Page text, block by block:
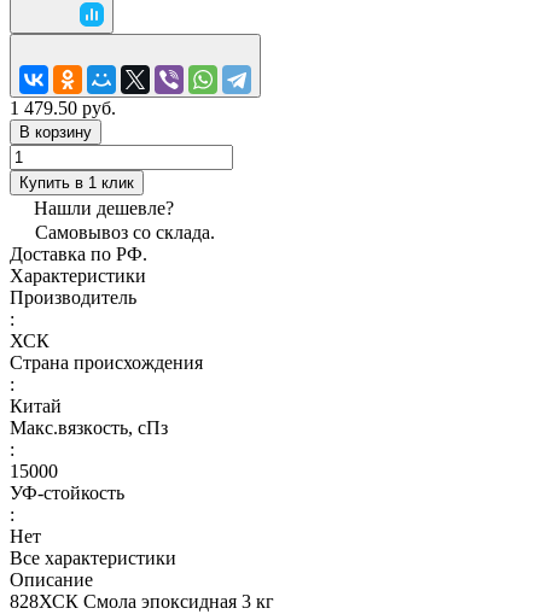
1 479.50 руб.
В корзину
Купить в 1 клик
Нашли дешевле?
Самовывоз со склада.
Доставка по РФ.
Характеристики
Производитель
:
ХСК
Страна происхождения
:
Китай
Макс.вязкoсть, сПз
:
15000
УФ-стойкость
:
Нет
Все характеристики
Описание
828ХСК Смола эпоксидная 3 кг